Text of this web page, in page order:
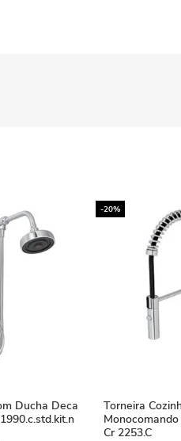
Ducha Deca
-20%
Torneira
Cr 2253.C